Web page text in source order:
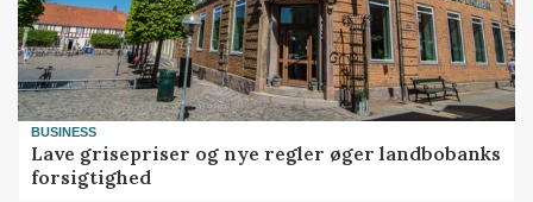
BUSINESS
Lave grisepriser og nye regler øger landbobanks
forsigtighed